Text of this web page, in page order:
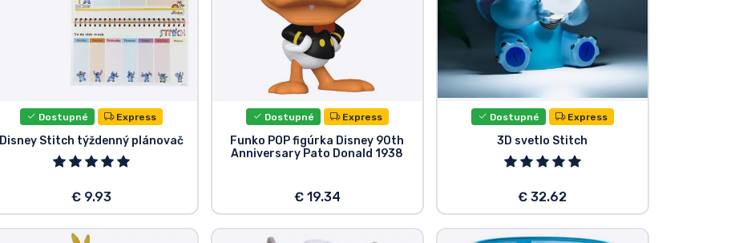
Dostupné Express
Disney Stitch týždenný plánovač
€ 9.93
Dostupné Express
Funko POP figúrka Disney 90th
Anniversary Pato Donald 1938
€ 19.34
Dostupné Express
3D svetlo Stitch
€ 32.62